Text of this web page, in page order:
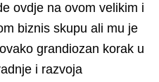
ovdje na ovom velikim i
biznis skupu ali mu je
grandiozan korak u
i razvoja